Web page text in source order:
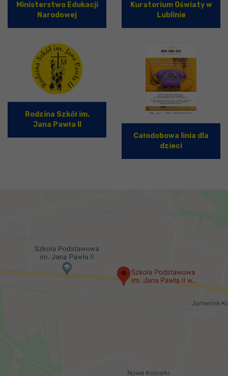
Ministerstwo Edukacji
Narodowej
Kuratorium Oświaty w
Lublinie
Rodzina Szkół im.
Jana Pawła II
Całodobowa linia dla
dzieci